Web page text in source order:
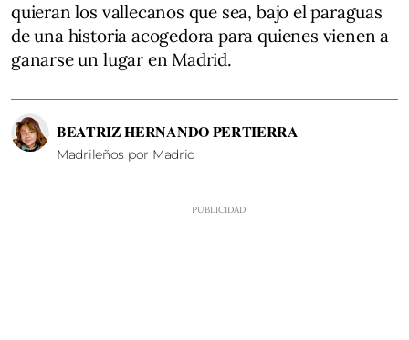
quieran los vallecanos que sea, bajo el paraguas
de una historia acogedora para quienes vienen a
ganarse un lugar en Madrid.
BEATRIZ HERNANDO PERTIERRA
Madrileños por Madrid